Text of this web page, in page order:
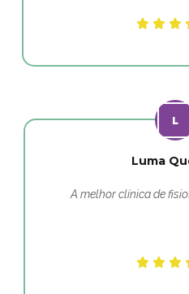
Luma
A melhor clínica de